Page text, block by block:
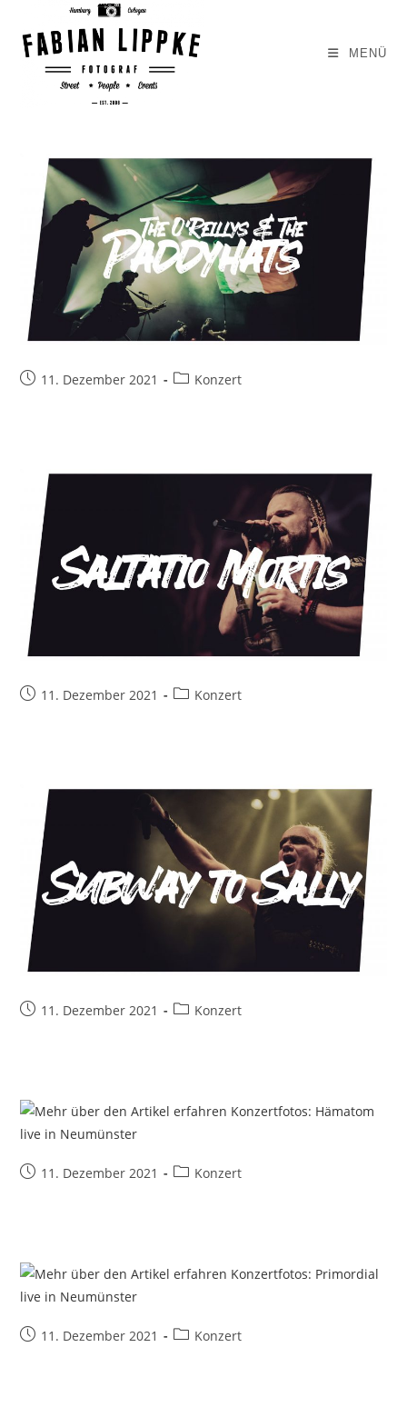
Inhalt
springen
MENÜ
Beitrag11. Dezember 2021
Beitrags-
Konzert
Beitrag11. Dezember 2021
Beitrags-
Konzert
Beitrag11. Dezember 2021
Beitrags-
Konzert
Beitrag11. Dezember 2021
Beitrags-
Konzert
Beitrag11. Dezember 2021
Beitrags-
Konzert